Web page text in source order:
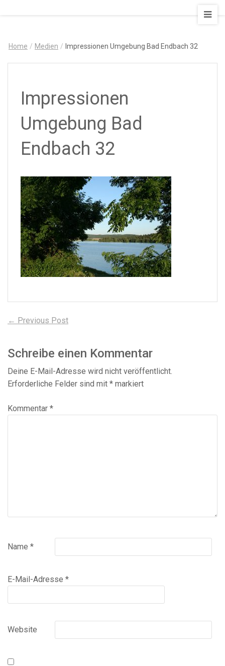
Art
&
Design
Home / Medien / Impressionen Umgebung Bad Endbach 32
Impressionen
Umgebung Bad
Endbach 32
Beitragsnavigation
← Previous PostPrevious
Schreibe einen Kommentar
Deine E-Mail-Adresse wird nicht veröffentlicht.
Erforderliche Felder sind mit * markiert
Kommentar *
Name *
E-Mail-Adresse *
Website